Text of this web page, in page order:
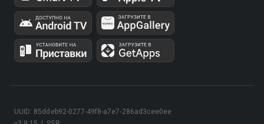
UUID: 85ddeb92-0277-49f8-a7e7-286ad3cee0ee